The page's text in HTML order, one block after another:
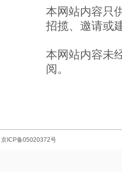
本网站内容只
招揽、邀请或
本网站内容未
阅。
京ICP备05020372号